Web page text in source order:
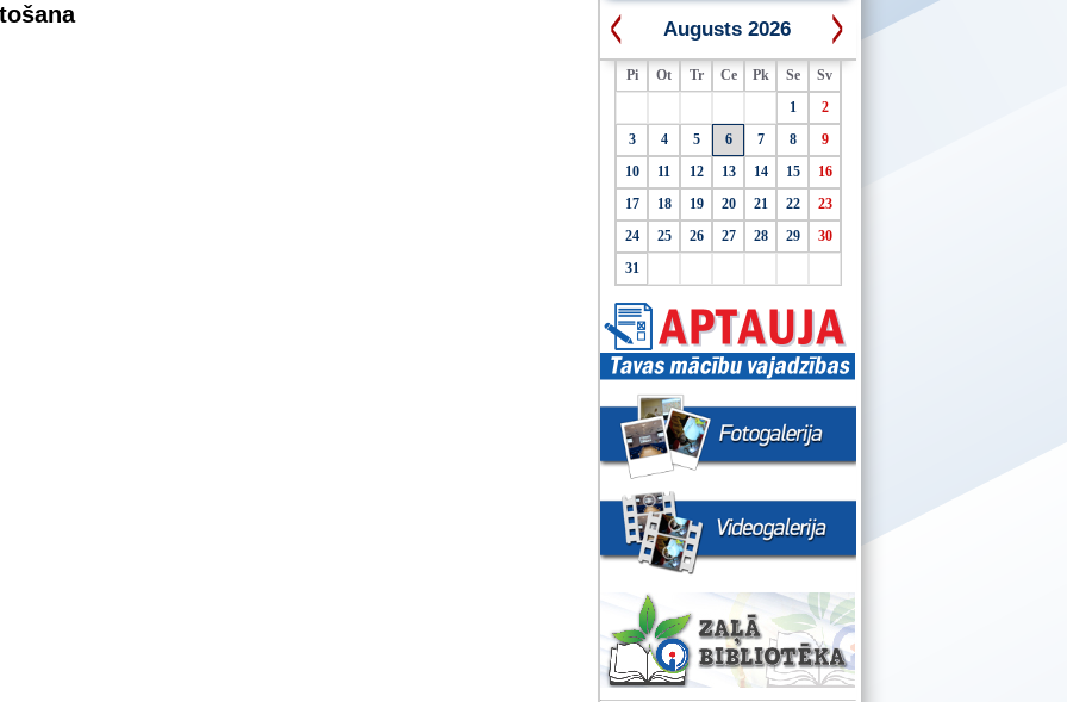
Augusts 2026
Pi Ot Tr Ce Pk Se
Sv
1
2
3
4 5 6 7 8
9
10
11 12 13 14 15
16
17
18 19 20 21 22
23
24
25 26 27 28 29
30
31